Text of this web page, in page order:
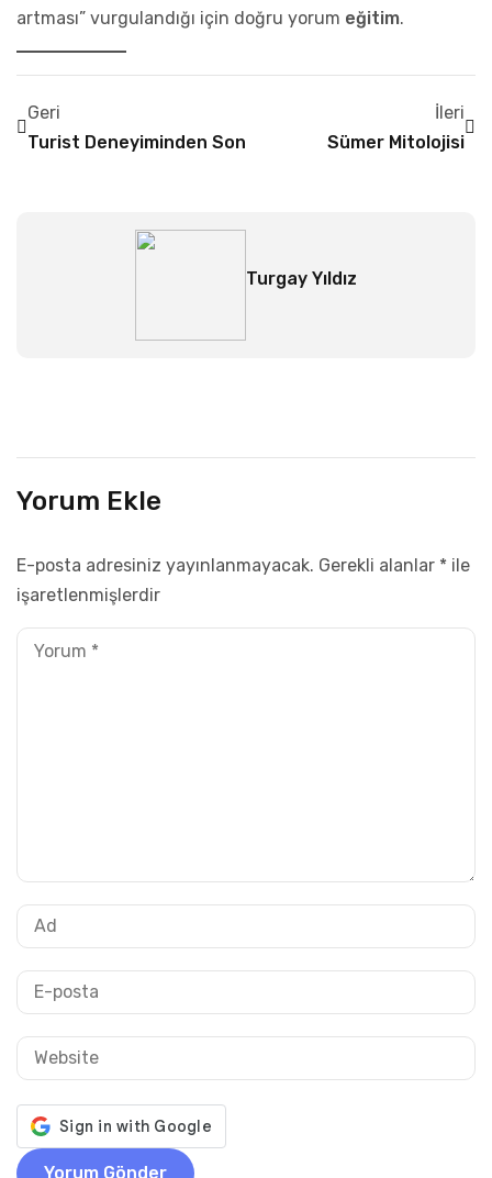
artması” vurgulandığı için doğru yorum eğitim.
Geri
Turist Deneyiminden Sonra Ne Olur?
İleri
Sümer Mitolojisi
Turgay Yıldız
Yorum Ekle
E-posta adresiniz yayınlanmayacak. Gerekli alanlar * ile
işaretlenmişlerdir